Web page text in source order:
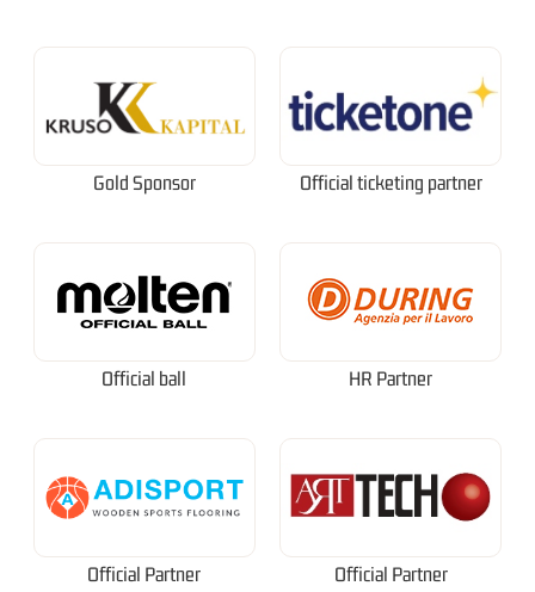
Gold Sponsor Official ticketing partner
Official ball HR Partner
Official Partner Official Partner